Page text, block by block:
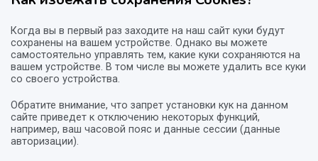
Когда вы в первый раз заходите на наш сайт куки будут
сохранены на вашем устройстве. Однако вы можете
самостоятельно управлять тем, какие куки сохраняются на
вашем устройстве. В том числе вы можете удалить все куки
со своего устройства.
Обратите внимание, что запрет установки кук на данном
сайте приведет к отключению некоторых функций,
например, ваш часовой пояс и данные сессии (данные
авторизации).